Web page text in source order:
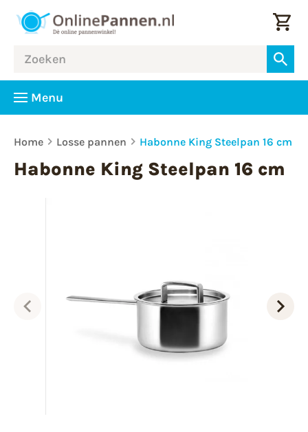
Menu
Home Losse pannen Habonne King Steelpan 16 cm
Habonne King Steelpan 16 cm